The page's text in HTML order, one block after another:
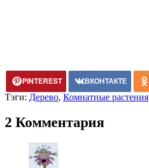
PINTEREST ВКОНТАКТЕ
Тэги: Дерево, Комнатные растения
2 Комментария